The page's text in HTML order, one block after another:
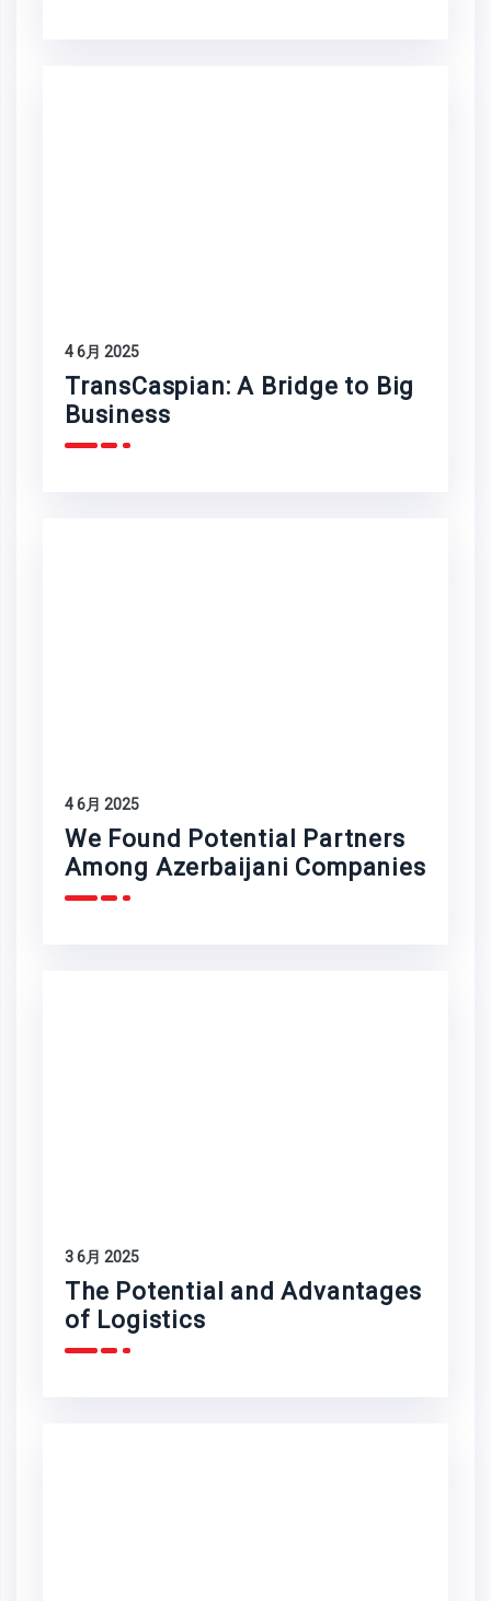
4 6月 2025
TransCaspian: A Bridge to Big
Business
4 6月 2025
We Found Potential Partners
Among Azerbaijani Companies
3 6月 2025
The Potential and Advantages
of Logistics